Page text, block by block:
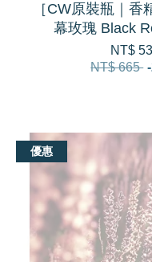
［CW原裝瓶｜香
幕玫瑰 Black
NT$
NT$ 665
優惠